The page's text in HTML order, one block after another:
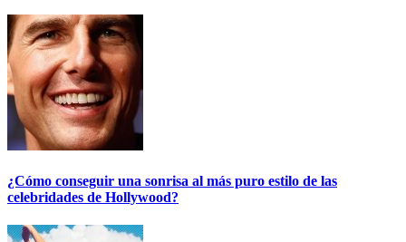
¿Cómo conseguir una sonrisa al más puro estilo de las
celebridades de Hollywood?